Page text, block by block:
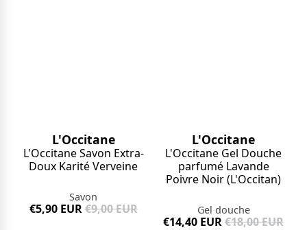
L'Occitane
L'Occitane Savon Extra-
Doux Karité Verveine
Savon
€5,90 EUR€9,00 EUR
L'Occitane
L'Occitane Gel Douche
parfumé Lavande
Poivre Noir (L'Occitan)
Gel douche
€14,40 EUR€18,00 EUR